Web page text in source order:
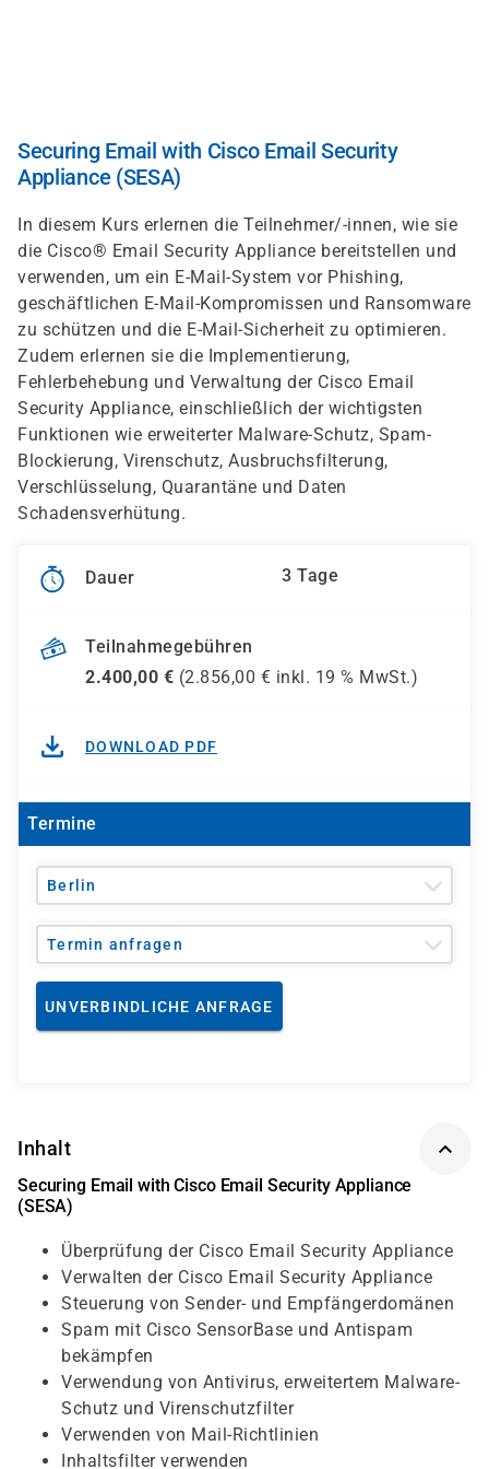
Securing Email with Cisco Email Security
Appliance (SESA)
In diesem Kurs erlernen die Teilnehmer/-innen, wie sie
die Cisco® Email Security Appliance bereitstellen und
verwenden, um ein E-Mail-System vor Phishing,
geschäftlichen E-Mail-Kompromissen und Ransomware
zu schützen und die E-Mail-Sicherheit zu optimieren.
Zudem erlernen sie die Implementierung,
Fehlerbehebung und Verwaltung der Cisco Email
Security Appliance, einschließlich der wichtigsten
Funktionen wie erweiterter Malware-Schutz, Spam-
Blockierung, Virenschutz, Ausbruchsfilterung,
Verschlüsselung, Quarantäne und Daten
Schadensverhütung.
Dauer 3 Tage
Teilnahmegebühren
2.400,00 € (2.856,00 € inkl. 19 % MwSt.)
DOWNLOAD PDF
Termine
Berlin
Termin anfragen
UNVERBINDLICHE ANFRAGE
Inhalt
Securing Email with Cisco Email Security Appliance
(SESA)
Überprüfung der Cisco Email Security Appliance
Verwalten der Cisco Email Security Appliance
Steuerung von Sender- und Empfängerdomänen
Spam mit Cisco SensorBase und Antispam
bekämpfen
Verwendung von Antivirus, erweitertem Malware-
Schutz und Virenschutzfilter
Verwenden von Mail-Richtlinien
Inhaltsfilter verwenden